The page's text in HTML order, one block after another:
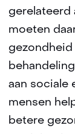
gerelateerd
moeten
gezondheid
aan sociale
mensen
betere